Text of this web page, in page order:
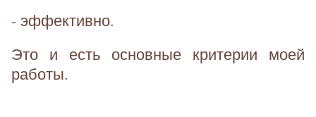
- эффективно.
Это и есть основные критерии моей
работы.